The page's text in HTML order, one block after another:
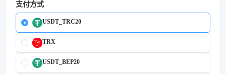
支付方式
USDT_TRC20
TRX
USDT_BEP20